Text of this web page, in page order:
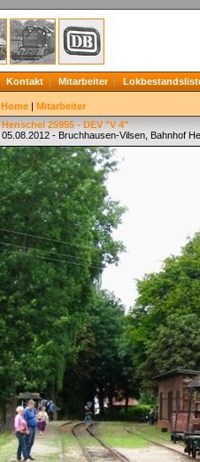
Kontakt Mitarbeiter
Home | Mitarbeiter
Henschel 25955 - DEV "V 4"
05.08.2012 - Bruchhausen-Vilsen, Bahnhof